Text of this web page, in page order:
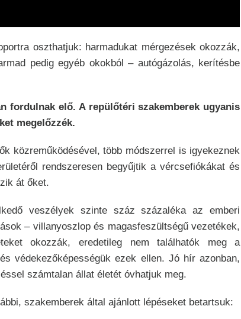
oszthatjuk: harmadukat mérgezések okozzák,
pedig egyéb okokból – autógázolás, kerítésbe
fordulnak elő. A repülőtéri szakemberek ugyanis
megelőzzék.
közreműködésével, több módszerrel is igyekeznek
rendszeresen begyűjtik a vércsefiókákat és
át őket.
veszélyek szinte száz százaléka az emberi
– villanyoszlop és magasfeszültségű vezetékek,
okozzák, eredetileg nem találhatók meg a
védekezőképességük ezek ellen. Jó hír azonban,
számtalan állat életét óvhatjuk meg.
szakemberek által ajánlott lépéseket betartsuk: